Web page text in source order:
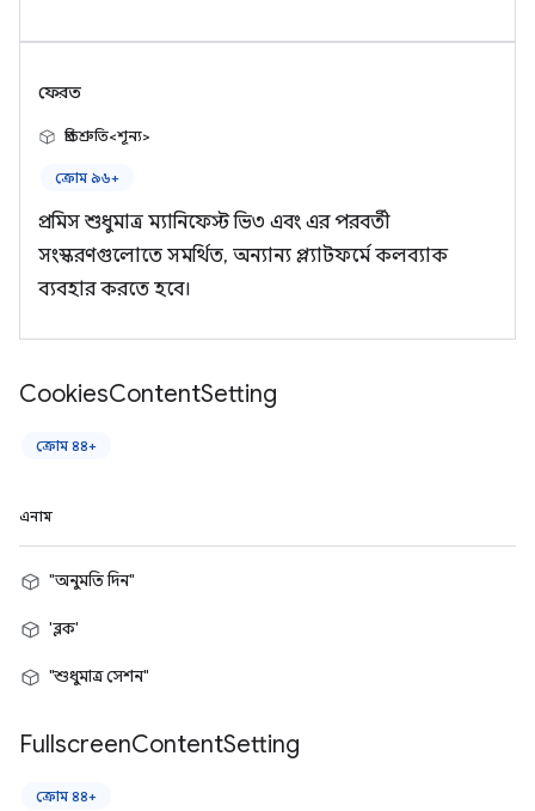
ফেরত
প্রতিশ্রুতি<শূন্য>
ক্রোম ৯৬+
প্রমিস শুধুমাত্র ম্যানিফেস্ট ভি৩ এবং এর পরবর্তী
সংস্করণগুলোতে সমর্থিত, অন্যান্য প্ল্যাটফর্মে কলব্যাক
ব্যবহার করতে হবে।
CookiesContentSetting
ক্রোম ৪৪+
এনাম
"অনুমতি দিন"
'ব্লক'
"শুধুমাত্র সেশন"
FullscreenContentSetting
ক্রোম ৪৪+